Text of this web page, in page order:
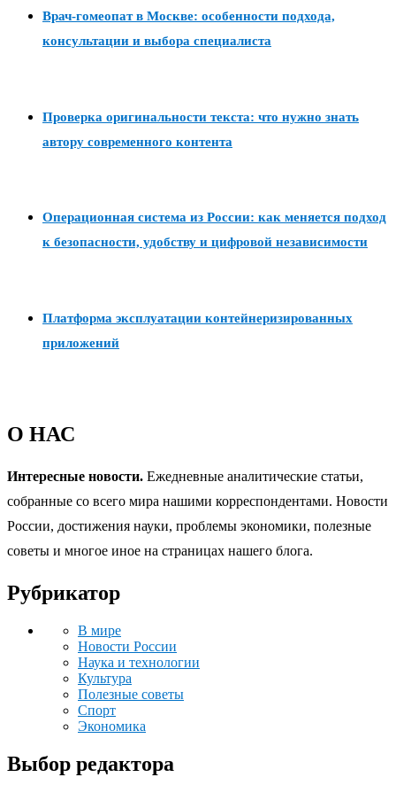
Врач-гомеопат в Москве: особенности подхода,
консультации и выбора специалиста
Проверка оригинальности текста: что нужно знать
автору современного контента
Операционная система из России: как меняется подход
к безопасности, удобству и цифровой независимости
Платформа эксплуатации контейнеризированных
приложений
О НАС
Интересные новости. Ежедневные аналитические статьи,
собранные со всего мира нашими корреспондентами. Новости
России, достижения науки, проблемы экономики, полезные
советы и многое иное на страницах нашего блога.
Рубрикатор
В мире
Новости России
Наука и технологии
Культура
Полезные советы
Спорт
Экономика
Выбор редактора